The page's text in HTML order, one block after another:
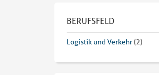
BERUFSFELD
Logistik und Verkehr(2)